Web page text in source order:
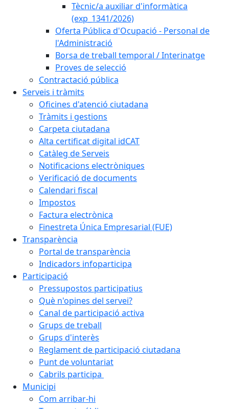
Tècnic/a auxiliar d'informàtica
(exp_1341/2026)
Oferta Pública d'Ocupació - Personal de
l'Administració
Borsa de treball temporal / Interinatge
Proves de selecció
Contractació pública
Serveis i tràmits
Oficines d'atenció ciutadana
Tràmits i gestions
Carpeta ciutadana
Alta certificat digital idCAT
Catàleg de Serveis
Notificacions electròniques
Verificació de documents
Calendari fiscal
Impostos
Factura electrònica
Finestreta Única Empresarial (FUE)
Transparència
Portal de transparència
Indicadors infoparticipa
Participació
Pressupostos participatius
Què n'opines del servei?
Canal de participació activa
Grups de treball
Grups d'interès
Reglament de participació ciutadana
Punt de voluntariat
Cabrils participa
Municipi
Com arribar-hi